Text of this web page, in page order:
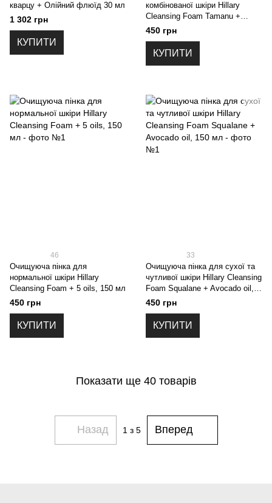
кварцу + Олійний флюїд 30 мл
1 302 грн
КУПИТИ
комбінованої шкіри Hillary
Cleansing Foam Tamanu +
Jojoba oil, 150 мл
450 грн
КУПИТИ
46
Очищуюча пінка для
нормальної шкіри Hillary
Cleansing Foam + 5 oils, 150 мл
450 грн
КУПИТИ
33
Очищуюча пінка для сухої та
чутливої шкіри Hillary Cleansing
Foam Squalane + Avocado oil,
150 мл
450 грн
КУПИТИ
Показати ще 40 товарів
Назад 1 з 5 Вперед